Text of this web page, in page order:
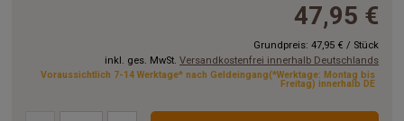
47,95 €
Grundpreis: 47,95 € / Stück
inkl. ges. MwSt. Versandkostenfrei innerhalb Deutschlands
Voraussichtlich 7-14 Werktage* nach Geldeingang(*Werktage: Montag bis
Freitag) innerhalb DE